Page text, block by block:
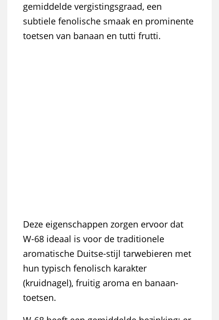
gemiddelde vergistingsgraad, een
subtiele fenolische smaak en prominente
toetsen van banaan en tutti frutti.
Deze eigenschappen zorgen ervoor dat
W-68 ideaal is voor de traditionele
aromatische Duitse-stijl tarwebieren met
hun typisch fenolisch karakter
(kruidnagel), fruitig aroma en banaan-
toetsen.